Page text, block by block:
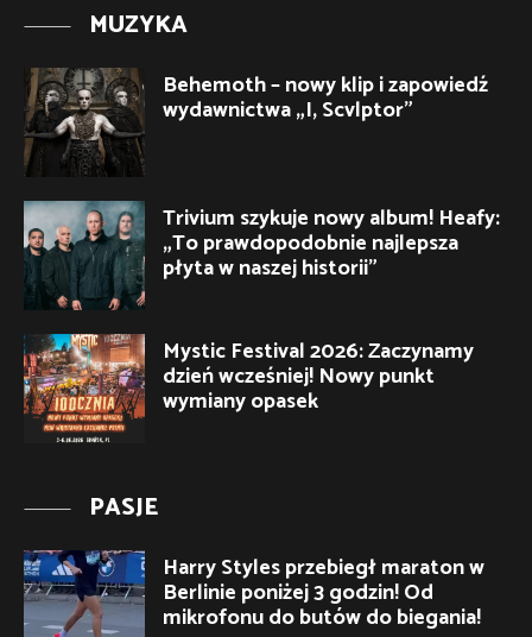
MUZYKA
Behemoth – nowy klip i zapowiedź
wydawnictwa „I, Scvlptor”
Trivium szykuje nowy album! Heafy:
„To prawdopodobnie najlepsza
płyta w naszej historii”
Mystic Festival 2026: Zaczynamy
dzień wcześniej! Nowy punkt
wymiany opasek
PASJE
Harry Styles przebiegł maraton w
Berlinie poniżej 3 godzin! Od
mikrofonu do butów do biegania!